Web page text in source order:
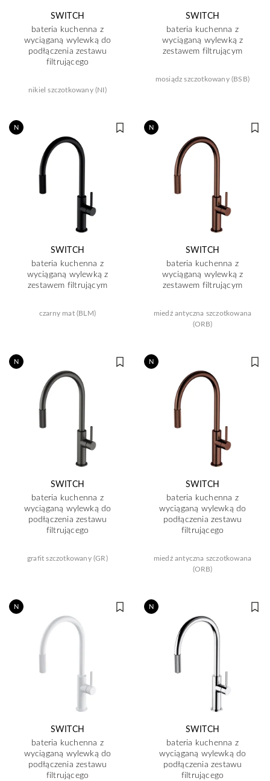
SWITCH
bateria kuchenna z
wyciąganą wylewką do
podłączenia zestawu
filtrującego
nikiel szczotkowany (NI)
SWITCH
bateria kuchenna z
wyciąganą wylewką z
zestawem filtrującym
mosiądz szczotkowany (BSB)
N
SWITCH
bateria kuchenna z
wyciąganą wylewką z
zestawem filtrującym
czarny mat (BLM)
N
SWITCH
bateria kuchenna z
wyciąganą wylewką z
zestawem filtrującym
miedź antyczna szczotkowana
(ORB)
N
SWITCH
bateria kuchenna z
wyciąganą wylewką do
podłączenia zestawu
filtrującego
grafit szczotkowany (GR)
N
SWITCH
bateria kuchenna z
wyciąganą wylewką do
podłączenia zestawu
filtrującego
miedź antyczna szczotkowana
(ORB)
N
SWITCH
bateria kuchenna z
wyciąganą wylewką do
podłączenia zestawu
filtrującego
N
SWITCH
bateria kuchenna z
wyciąganą wylewką do
podłączenia zestawu
filtrującego